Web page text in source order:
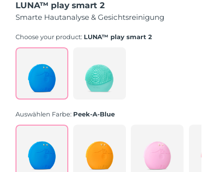
of
5
stars,
rating
Read
Reviews.
Same
page
link.
LUNA™ play smart 2
Smarte Hautanalyse & Gesichtsreinigung
Choose your product: LUNA™ play smart 2
Auswählen Farbe: Peek-A-Blue